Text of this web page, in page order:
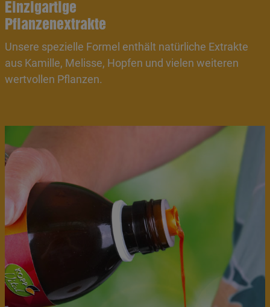
Einzigartige
Pflanzenextrakte
Unsere spezielle Formel enthält natürliche Extrakte
aus Kamille, Melisse, Hopfen und vielen weiteren
wertvollen Pflanzen.